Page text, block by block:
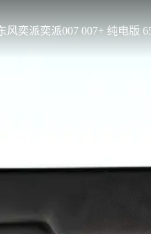
风奕派奕派007 007+ 纯电版